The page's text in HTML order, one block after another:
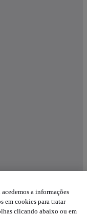
a informações
em cookies para tratar
clicando abaixo ou em